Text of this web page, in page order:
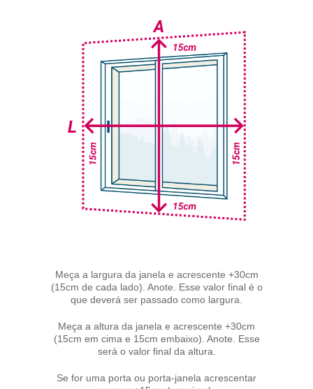
Meça a largura da janela e acrescente +30cm
(15cm de cada lado). Anote. Esse valor final é o
que deverá ser passado como largura.
Meça a altura da janela e acrescente +30cm
(15cm em cima e 15cm embaixo). Anote. Esse
será o valor final da altura.
Se for uma porta ou porta-janela acrescentar